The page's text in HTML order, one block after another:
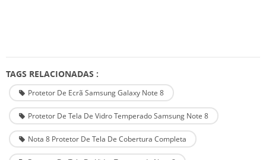
TAGS RELACIONADAS :
Protetor De Ecrã Samsung Galaxy Note 8
Protetor De Tela De Vidro Temperado Samsung Note 8
Nota 8 Protetor De Tela De Cobertura Completa